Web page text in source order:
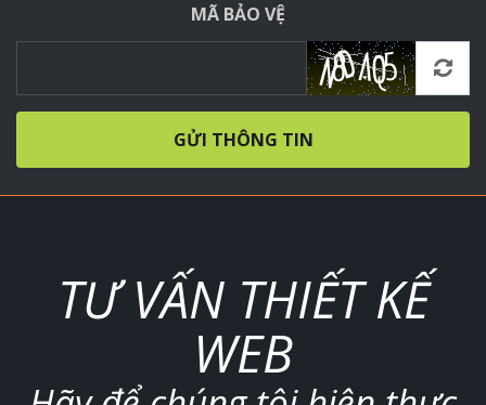
MÃ BẢO VỆ
GỬI THÔNG TIN
TƯ VẤN THIẾT KẾ
WEB